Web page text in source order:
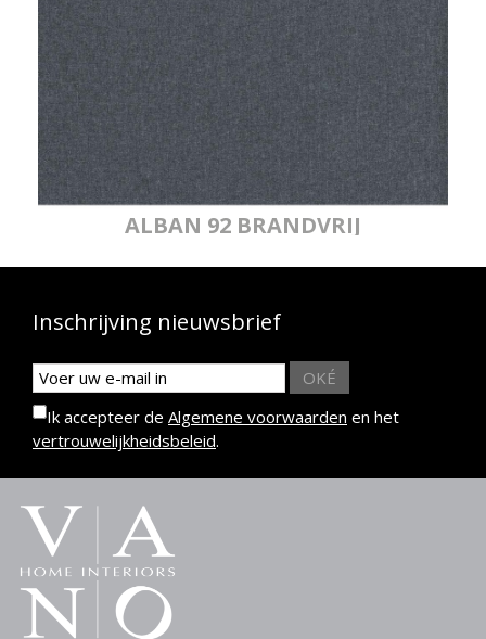
ALBAN 92 BRANDVRIJ
Inschrijving nieuwsbrief
OKÉ
Ik accepteer de Algemene voorwaarden en het
vertrouwelijkheidsbeleid.